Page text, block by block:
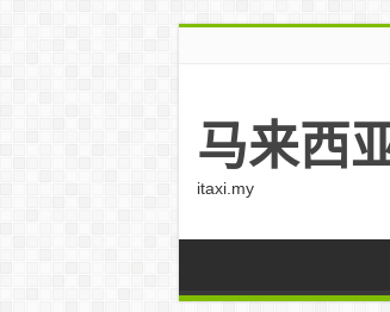
马来西
itaxi.my